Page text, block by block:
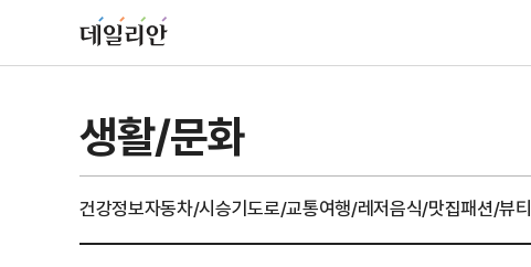
생활/문화
건강정보자동차/시승기도로/교통여행/레저음식/맛집패션/뷰티